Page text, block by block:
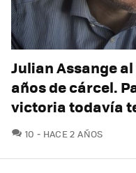
Julian Assange
años de cárcel.
victoria todavía
10 COMENTARIOS
HACE 2 AÑOS